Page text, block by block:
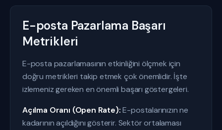
E-posta Pazarlama Başarı
Metrikleri
E-posta pazarlamasının etkinliğini ölçmek için
doğru metrikleri takip etmek çok önemlidir. İşte
izlemeniz gereken en önemli başarı göstergeleri.
Açılma Oranı (Open Rate):E-postalarınızın ne
kadarının açıldığını gösterir. Sektör ortalaması